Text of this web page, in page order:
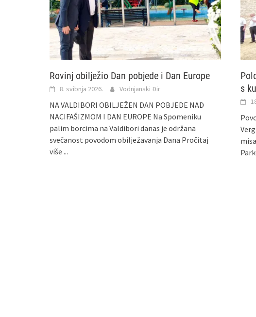
Rovinj obilježio Dan pobjede i Dan Europe
8. svibnja 2026. Vodnjanski Đir
NA VALDIBORI OBILJEŽEN DAN POBJEDE NAD
NACIFAŠIZMOM I DAN EUROPE Na Spomeniku
palim borcima na Valdibori danas je održana
svečanost povodom obilježavanja Dana Pročitaj
više ...
s